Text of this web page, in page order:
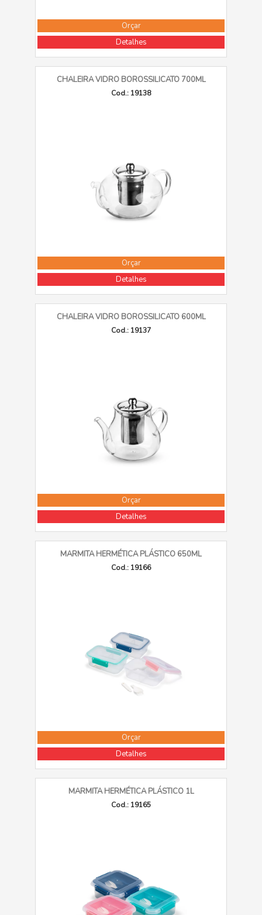
Orçar
Detalhes
CHALEIRA VIDRO BOROSSILICATO 700ML
Cod.: 19138
Orçar
Detalhes
CHALEIRA VIDRO BOROSSILICATO 600ML
Cod.: 19137
Orçar
Detalhes
MARMITA HERMÉTICA PLÁSTICO 650ML
Cod.: 19166
Orçar
Detalhes
MARMITA HERMÉTICA PLÁSTICO 1L
Cod.: 19165